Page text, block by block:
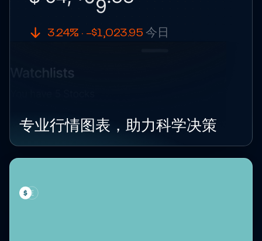
3.24% · -$1,023.95 今日
专业行情图表，助力科学决策